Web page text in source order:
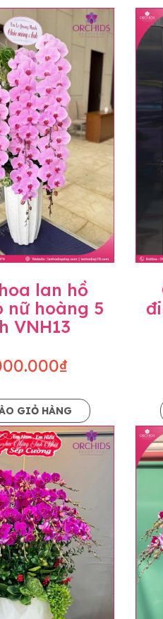
hoa và tạo dáng hoàn
và điều kiện khách
đã chọn với mức độ
liên lạc với khách
đủ thời gian hoặc không
lan hồ
nữ hoàng 5
VNH13
GIỎ HÀNG